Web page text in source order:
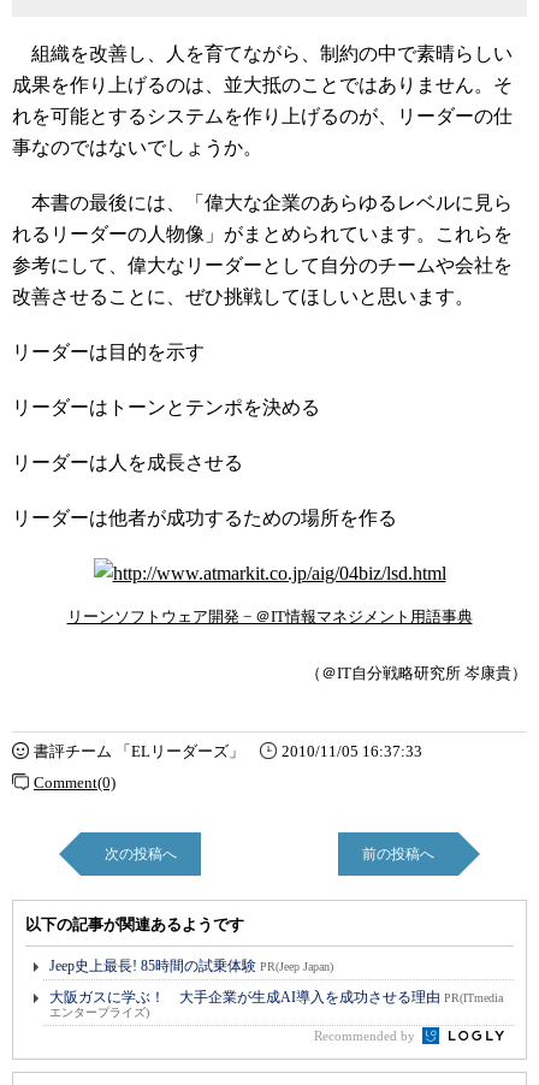
組織を改善し、人を育てながら、制約の中で素晴らしい
成果を作り上げるのは、並大抵のことではありません。そ
れを可能とするシステムを作り上げるのが、リーダーの仕
事なのではないでしょうか。
本書の最後には、「偉大な企業のあらゆるレベルに見ら
れるリーダーの人物像」がまとめられています。これらを
参考にして、偉大なリーダーとして自分のチームや会社を
改善させることに、ぜひ挑戦してほしいと思います。
リーダーは目的を示す
リーダーはトーンとテンポを決める
リーダーは人を成長させる
リーダーは他者が成功するための場所を作る
リーンソフトウェア開発 − ＠IT情報マネジメント用語事典
（＠IT自分戦略研究所 岑康貴）
書評チーム 「ELリーダーズ」
2010/11/05 16:37:33
Comment(0)
次の投稿へ 前の投稿へ
以下の記事が関連あるようです
Jeep史上最長! 85時間の試乗体験 PR(Jeep Japan)
大阪ガスに学ぶ！ 大手企業が生成AI導入を成功させる理由 PR(ITmedia
エンタープライズ)
Recommended by